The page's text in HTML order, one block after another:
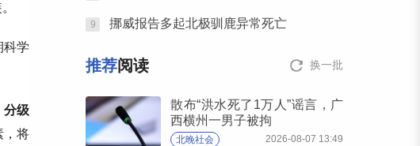
科学
分级
，将
9 挪威报告多起北极驯鹿异常死亡
推荐阅读 换一批
散布“洪水死了1万人”谣言，广
西横州一男子被拘
北晚社会 2026-08-07 13:49